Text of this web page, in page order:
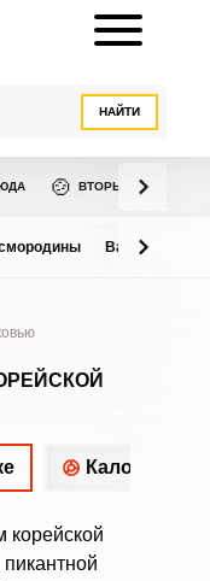
НАЙТИ
🍲 ВТОРЫЕ БЛЮДА
Варенье из
корейской